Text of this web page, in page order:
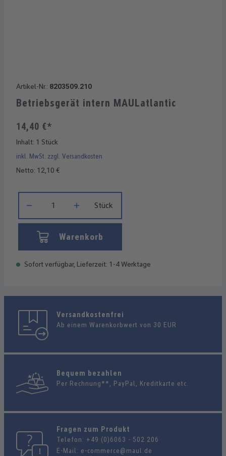
Artikel-Nr.: 8203509.210
Betriebsgerät intern MAULatlantic
14,40 €*
Inhalt: 1 Stück
inkl. MwSt. zzgl. Versandkosten
Netto: 12,10 €
Stück
Warenkorb
Sofort verfügbar, Lieferzeit: 1-4 Werktage
Versandkostenfrei
Ab einem Warenkorbwert von 30 EUR
Bequem bezahlen
Per Rechnung**, PayPal, Kreditkarte etc.
Fragen zum Produkt
Telefon: +49 (0)6063 - 502 206
E-Mail: e-commerce@maul.de